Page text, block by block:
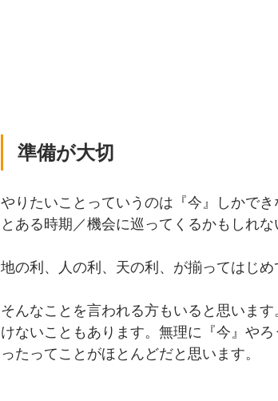
準備が大切
やりたいことっていうのは『今』しかで
とある時期／機会に巡ってくるかもしれな
地の利、人の利、天の利、が揃ってはじ
そんなことを言われる方もいると思いま
けないこともあります。無理に『今』や
ったってことがほとんどだと思います。